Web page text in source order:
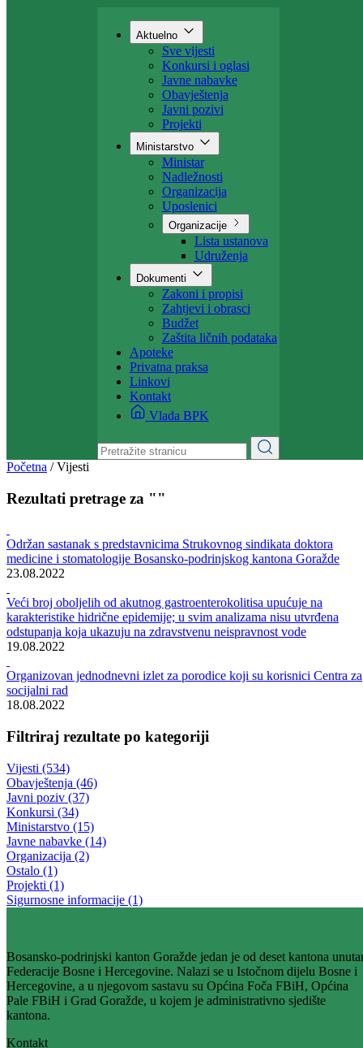
Aktuelno
Sve vijesti
Konkursi i oglasi
Javne nabavke
Obavještenja
Javni pozivi
Projekti
Ministarstvo
Ministar
Nadležnosti
Organizacija
Uposlenici
Organizacije
Lista ustanova
Udruženja
Dokumenti
Zakoni i propisi
Zahtjevi i obrasci
Budžet
Zaštita ličnih podataka
Apoteke
Privatna praksa
Linkovi
Kontakt
Vlada BPK
Vijesti
Rezultati pretrage za ""